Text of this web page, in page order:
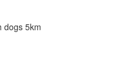
dogs 5km